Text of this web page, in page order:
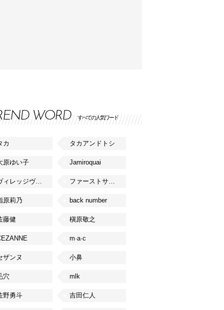
WORD すべての人気ワード
カ タカアンドトシ
原ゆい子 Jamiroquai
ヴィレッジヴァンガード ファーストサマーウイカ
原莉乃 back number
藤健 槇原敬之
m·a·c
ザンヌ 小鼻
穴 mlk
野勇斗 吉田仁人